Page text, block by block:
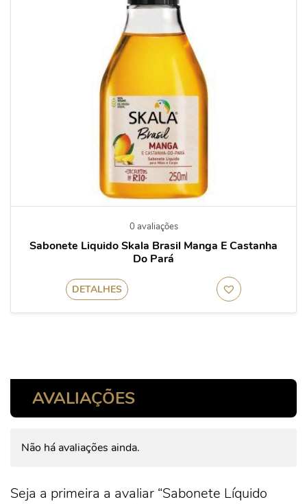
0 avaliações
Sabonete Liquido Skala Brasil Manga E Castanha
Do Pará
DETALHES
AVALIAÇÕES
Não há avaliações ainda.
Seja a primeira a avaliar “Sabonete Líquido